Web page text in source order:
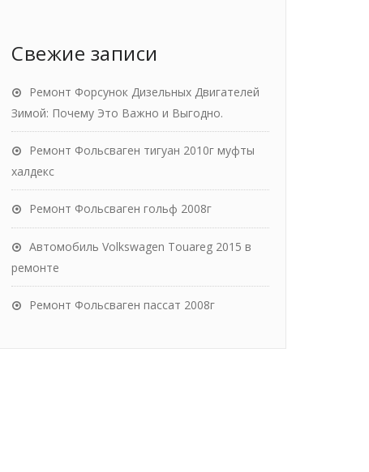
Свежие записи
Ремонт Форсунок Дизельных Двигателей
Зимой: Почему Это Важно и Выгодно.
Ремонт Фольсваген тигуан 2010г муфты
халдекс
Ремонт Фольсваген гольф 2008г
Автомобиль Volkswagen Touareg 2015 в
ремонте
Ремонт Фольсваген пассат 2008г